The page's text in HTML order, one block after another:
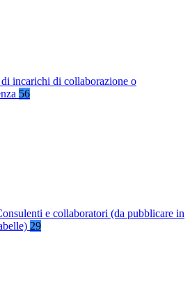
incarichi di collaborazione o
56
e collaboratori (da pubblicare in
29